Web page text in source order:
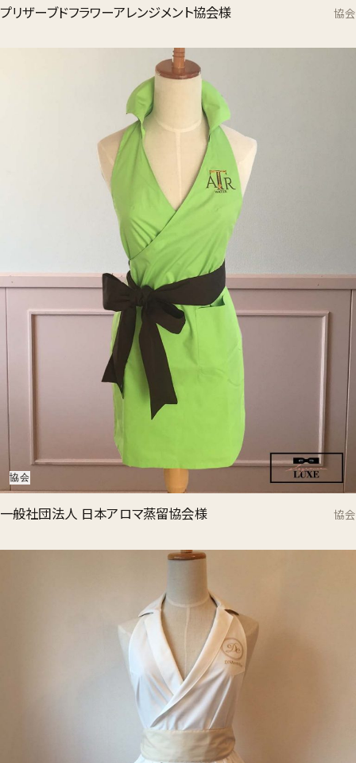
プリザーブドフラワーアレンジメント協会様 協会
協会
一般社団法人 日本アロマ蒸留協会様 協会